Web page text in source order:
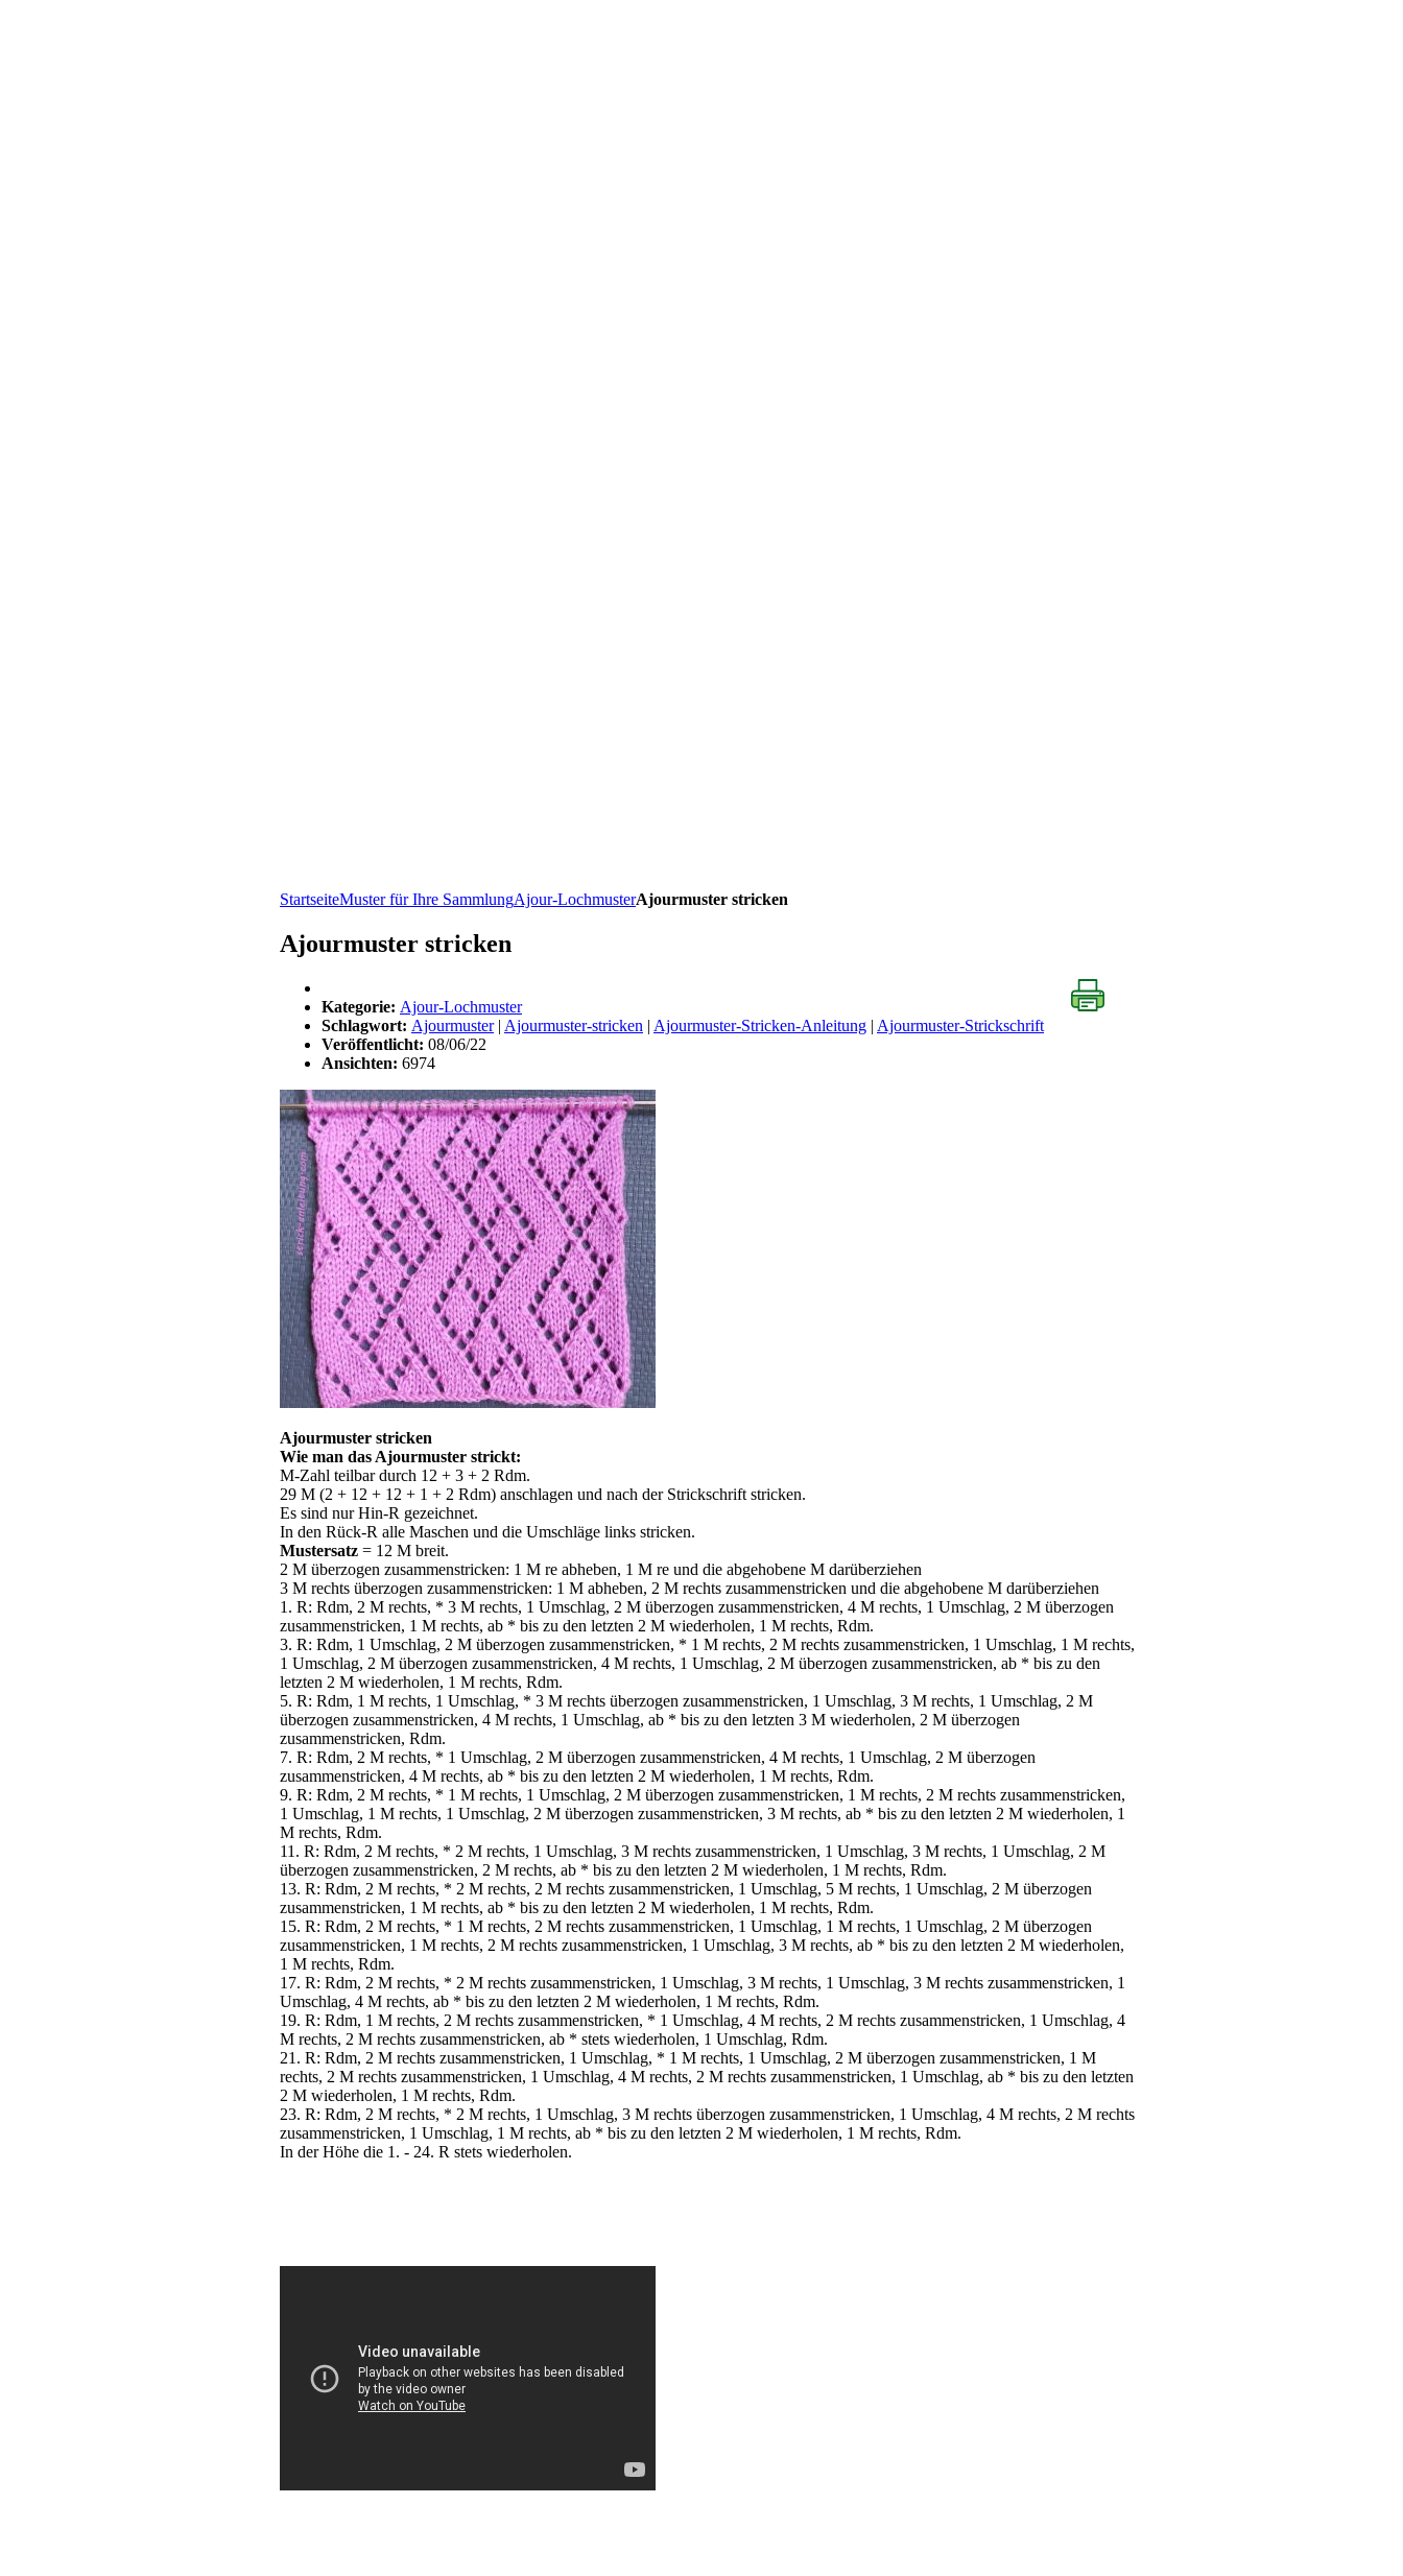
StartseiteMuster für Ihre SammlungAjour-LochmusterAjourmuster stricken
Ajourmuster stricken
Kategorie: Ajour-Lochmuster
Schlagwort: Ajourmuster| Ajourmuster-stricken | Ajourmuster-Stricken-Anleitung | Ajourmuster-Strickschrift
Veröffentlicht: 08/06/22
Ansichten: 6974
Ajourmuster stricken
Wie man das Ajourmuster strickt:
M-Zahl teilbar durch 12 + 3 + 2 Rdm.
29 M (2 + 12 + 12 + 1 + 2 Rdm) anschlagen und nach der Strickschrift stricken.
Es sind nur Hin-R gezeichnet.
In den Rück-R alle Maschen und die Umschläge links stricken.
Mustersatz = 12 M breit.
2 M überzogen zusammenstricken: 1 M re abheben, 1 M re und die abgehobene M darüberziehen
3 M rechts überzogen zusammenstricken: 1 M abheben, 2 M rechts zusammenstricken und die abgehobene M darüberziehen
1. R: Rdm, 2 M rechts, * 3 M rechts, 1 Umschlag, 2 M überzogen zusammenstricken, 4 M rechts, 1 Umschlag, 2 M überzogen
zusammenstricken, 1 M rechts, ab * bis zu den letzten 2 M wiederholen, 1 M rechts, Rdm.
3. R: Rdm, 1 Umschlag, 2 M überzogen zusammenstricken, * 1 M rechts, 2 M rechts zusammenstricken, 1 Umschlag, 1 M rechts,
1 Umschlag, 2 M überzogen zusammenstricken, 4 M rechts, 1 Umschlag, 2 M überzogen zusammenstricken, ab * bis zu den
letzten 2 M wiederholen, 1 M rechts, Rdm.
5. R: Rdm, 1 M rechts, 1 Umschlag, * 3 M rechts überzogen zusammenstricken, 1 Umschlag, 3 M rechts, 1 Umschlag, 2 M
überzogen zusammenstricken, 4 M rechts, 1 Umschlag, ab * bis zu den letzten 3 M wiederholen, 2 M überzogen
zusammenstricken, Rdm.
7. R: Rdm, 2 M rechts, * 1 Umschlag, 2 M überzogen zusammenstricken, 4 M rechts, 1 Umschlag, 2 M überzogen
zusammenstricken, 4 M rechts, ab * bis zu den letzten 2 M wiederholen, 1 M rechts, Rdm.
9. R: Rdm, 2 M rechts, * 1 M rechts, 1 Umschlag, 2 M überzogen zusammenstricken, 1 M rechts, 2 M rechts zusammenstricken,
1 Umschlag, 1 M rechts, 1 Umschlag, 2 M überzogen zusammenstricken, 3 M rechts, ab * bis zu den letzten 2 M wiederholen, 1
M rechts, Rdm.
11. R: Rdm, 2 M rechts, * 2 M rechts, 1 Umschlag, 3 M rechts zusammenstricken, 1 Umschlag, 3 M rechts, 1 Umschlag, 2 M
überzogen zusammenstricken, 2 M rechts, ab * bis zu den letzten 2 M wiederholen, 1 M rechts, Rdm.
13. R: Rdm, 2 M rechts, * 2 M rechts, 2 M rechts zusammenstricken, 1 Umschlag, 5 M rechts, 1 Umschlag, 2 M überzogen
zusammenstricken, 1 M rechts, ab * bis zu den letzten 2 M wiederholen, 1 M rechts, Rdm.
15. R: Rdm, 2 M rechts, * 1 M rechts, 2 M rechts zusammenstricken, 1 Umschlag, 1 M rechts, 1 Umschlag, 2 M überzogen
zusammenstricken, 1 M rechts, 2 M rechts zusammenstricken, 1 Umschlag, 3 M rechts, ab * bis zu den letzten 2 M wiederholen,
1 M rechts, Rdm.
17. R: Rdm, 2 M rechts, * 2 M rechts zusammenstricken, 1 Umschlag, 3 M rechts, 1 Umschlag, 3 M rechts zusammenstricken, 1
Umschlag, 4 M rechts, ab * bis zu den letzten 2 M wiederholen, 1 M rechts, Rdm.
19. R: Rdm, 1 M rechts, 2 M rechts zusammenstricken, * 1 Umschlag, 4 M rechts, 2 M rechts zusammenstricken, 1 Umschlag, 4
M rechts, 2 M rechts zusammenstricken, ab * stets wiederholen, 1 Umschlag, Rdm.
21. R: Rdm, 2 M rechts zusammenstricken, 1 Umschlag, * 1 M rechts, 1 Umschlag, 2 M überzogen zusammenstricken, 1 M
rechts, 2 M rechts zusammenstricken, 1 Umschlag, 4 M rechts, 2 M rechts zusammenstricken, 1 Umschlag, ab * bis zu den letzten
2 M wiederholen, 1 M rechts, Rdm.
23. R: Rdm, 2 M rechts, * 2 M rechts, 1 Umschlag, 3 M rechts überzogen zusammenstricken, 1 Umschlag, 4 M rechts, 2 M rechts
zusammenstricken, 1 Umschlag, 1 M rechts, ab * bis zu den letzten 2 M wiederholen, 1 M rechts, Rdm.
In der Höhe die 1. - 24. R stets wiederholen.